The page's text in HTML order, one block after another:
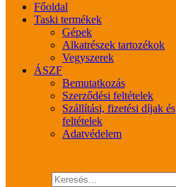
Főoldal
Taski termékek
Gépek
Alkatrészek tartozékok
Vegyszerek
ÁSZF
Bemutatkozás
Szerződési feltételek
Szállítási, fizetési díjak és
feltételek
Adatvédelem